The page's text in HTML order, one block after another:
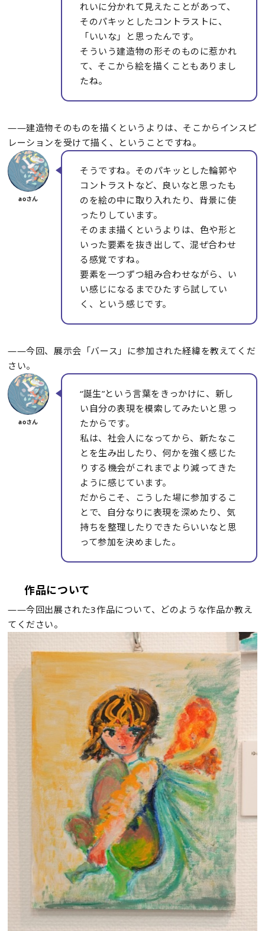
れいに分かれて見えたことがあって、
そのパキッとしたコントラストに、
「いいな」と思ったんです。
そういう建造物の形そのものに惹かれ
て、そこから絵を描くこともありまし
たね。
――建造物そのものを描くというよりは、そこからインスピ
レーションを受けて描く、ということですね。
そうですね。そのパキッとした輪郭や
コントラストなど、良いなと思ったも
のを絵の中に取り入れたり、背景に使
ったりしています。
そのまま描くというよりは、色や形と
いった要素を抜き出して、混ぜ合わせ
る感覚ですね。
要素を一つずつ組み合わせながら、い
い感じになるまでひたすら試してい
く、という感じです。
――今回、展示会「バース」に参加された経緯を教えてくだ
さい。
“誕生”という言葉をきっかけに、新し
い自分の表現を模索してみたいと思っ
たからです。
私は、社会人になってから、新たなこ
とを生み出したり、何かを強く感じた
りする機会がこれまでより減ってきた
ように感じています。
だからこそ、こうした場に参加するこ
とで、自分なりに表現を深めたり、気
持ちを整理したりできたらいいなと思
って参加を決めました。
作品について
――今回出展された3作品について、どのような作品か教え
てください。